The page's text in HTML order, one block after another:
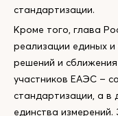
стандартизации.
Кроме того, глава
реализации единых
решений и
участников ЕАЭС –
стандартизации, а в
единства измерений.